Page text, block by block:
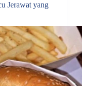
Jerawat yang